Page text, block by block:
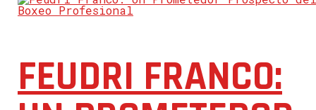
FEUDRI FRANCO: